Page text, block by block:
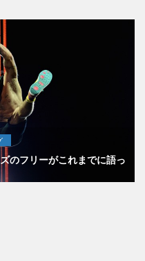
のフリーがこれまでに語っ